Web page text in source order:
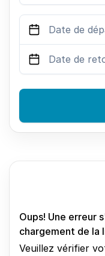
Oups! Une erreur
chargement de la
Veuillez vérifier